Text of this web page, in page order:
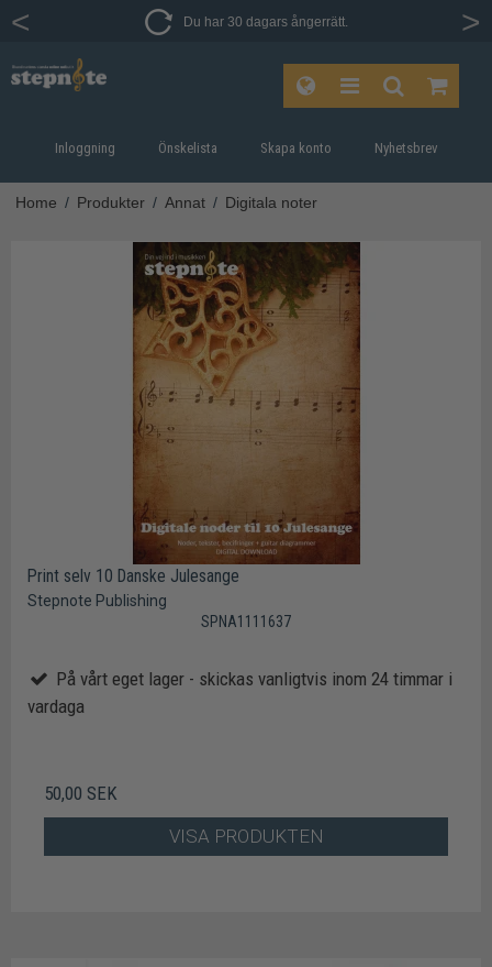
Du har 30 dagars ångerrätt.
Inloggning Önskelista Skapa konto Nyhetsbrev
Home / Produkter / Annat / Digitala noter
Print selv 10 Danske Julesange
Stepnote Publishing
SPNA1111637
På vårt eget lager - skickas vanligtvis inom 24 timmar i
vardaga
50,00 SEK
VISA PRODUKTEN